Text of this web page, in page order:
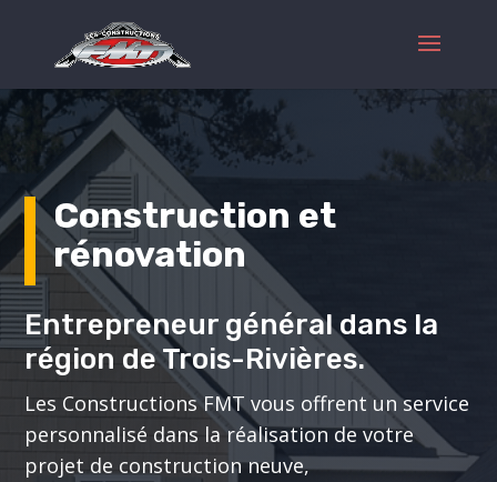
Construction et
rénovation
Entrepreneur général dans la
région de Trois-Rivières.
Les Constructions FMT vous offrent un service
personnalisé dans la réalisation de votre
projet de construction neuve,